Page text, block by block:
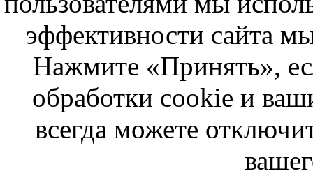
эффективности сайта
Нажмите «Принять»,
обработки cookie и
всегда можете